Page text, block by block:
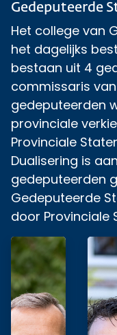
Gedeputeerde
Het college van
het dagelijks
bestaan uit 4
commissaris van
gedeputeerden
provinciale
Provinciale
Dualisering is
gedeputeerden
Gedeputeerde
door Provinciale